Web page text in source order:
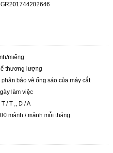
miếng
thương lượng
phận bảo vệ ống sáo của máy cắt
làm việc
T / T ,, D / A
mảnh / mảnh mỗi tháng